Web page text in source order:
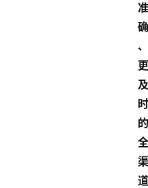
准
确
、
更
及
时
的
全
渠
道